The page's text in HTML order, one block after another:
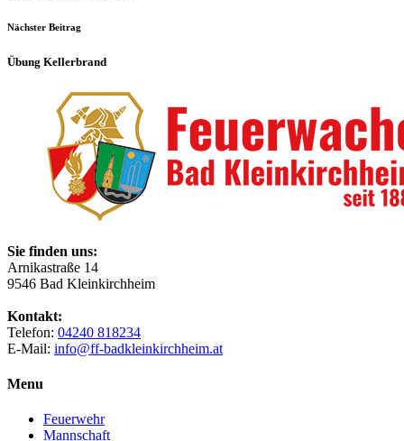
Nächster Beitrag
Übung Kellerbrand
Sie finden uns:
Arnikastraße 14
9546 Bad Kleinkirchheim
Kontakt:
Telefon: 04240 818234
E-Mail: info@ff-badkleinkirchheim.at
Menu
Feuerwehr
Mannschaft